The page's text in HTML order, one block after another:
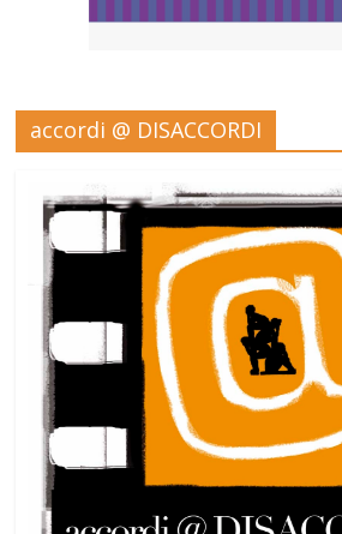
accordi @ DISACCORDI